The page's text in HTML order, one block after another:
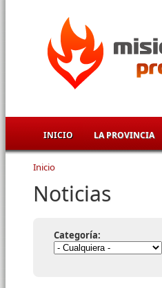
INICIO LA PROVINCIA
Se encuentra
Inicio
Noticias
Categoría: